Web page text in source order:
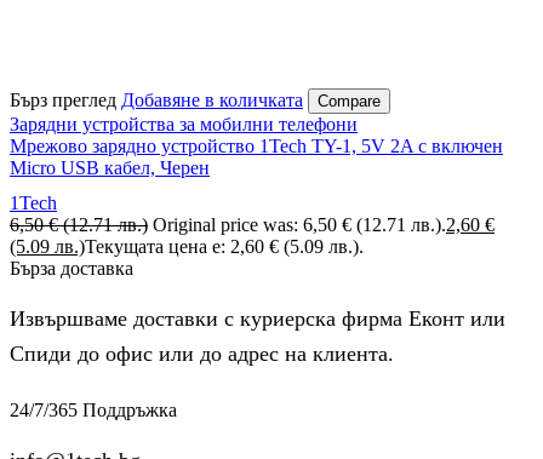
Бърз преглед Добавяне в количката Compare
Зарядни устройства за мобилни телефони
Мрежово зарядно устройство 1Tech TY-1, 5V 2A с включен
Micro USB кабел, Черен
1Tech
6,50€ (12.71 лв.) Original price was: 6,50 € (12.71 лв.).2,60 €
(5.09 лв.)Текущата цена е: 2,60 € (5.09 лв.).
Бърза доставка
Извършваме доставки с куриерска фирма Еконт или
Спиди до офис или до адрес на клиента.
24/7/365 Поддръжка